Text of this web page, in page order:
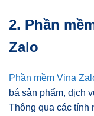
2. Phần
Zalo
Phần mềm Vina
bá sản phẩm, dịch
Thông qua các tính